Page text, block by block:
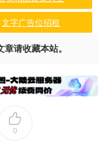
文字广告位招租
请收藏本站。
0